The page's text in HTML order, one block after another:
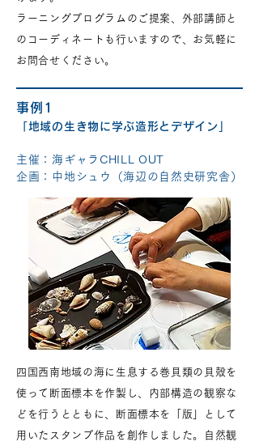
ラーニングプログラムのご提案、外部講師と
のコーディネートも行いますので、お気軽に
お問合せください。
事例1
「地域の生き物に学ぶ造形とデザイン」
主催：海ギャラCHILL OUT
企画：中地シュウ（海辺の自然史研究舎）
四国西南地域の海に生息する巻貝類の貝殻を
使って断面標本を作製し、内部構造の観察な
どを行うとともに、断面標本を「版」として
用いたスタンプ作品を創作しました。自然観